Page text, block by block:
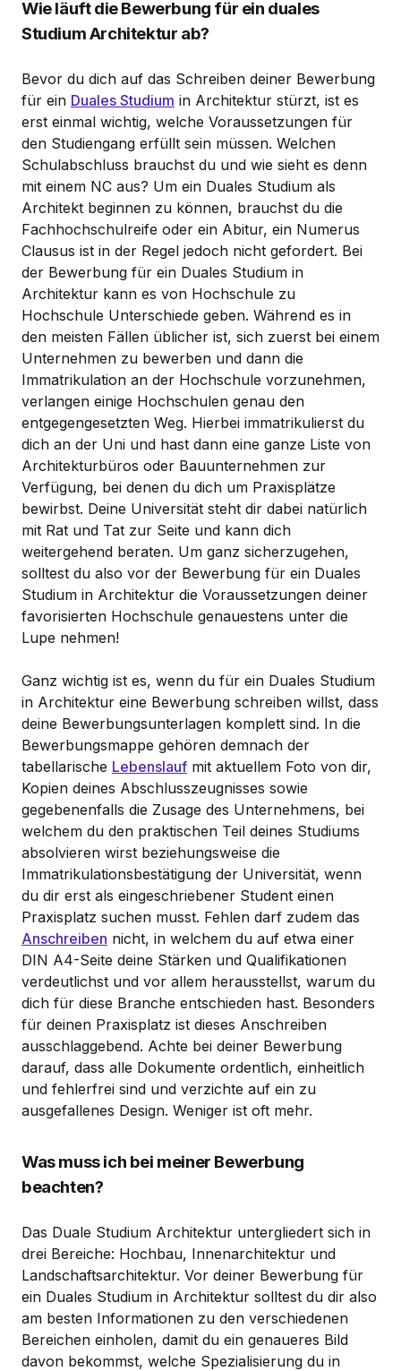
Wie läuft die Bewerbung für ein duales
Studium Architektur ab?
Bevor du dich auf das Schreiben deiner Bewerbung
für ein Duales Studium in Architektur stürzt, ist es
erst einmal wichtig, welche Voraussetzungen für
den Studiengang erfüllt sein müssen. Welchen
Schulabschluss brauchst du und wie sieht es denn
mit einem NC aus? Um ein Duales Studium als
Architekt beginnen zu können, brauchst du die
Fachhochschulreife oder ein Abitur, ein Numerus
Clausus ist in der Regel jedoch nicht gefordert. Bei
der Bewerbung für ein Duales Studium in
Architektur kann es von Hochschule zu
Hochschule Unterschiede geben. Während es in
den meisten Fällen üblicher ist, sich zuerst bei einem
Unternehmen zu bewerben und dann die
Immatrikulation an der Hochschule vorzunehmen,
verlangen einige Hochschulen genau den
entgegengesetzten Weg. Hierbei immatrikulierst du
dich an der Uni und hast dann eine ganze Liste von
Architekturbüros oder Bauunternehmen zur
Verfügung, bei denen du dich um Praxisplätze
bewirbst. Deine Universität steht dir dabei natürlich
mit Rat und Tat zur Seite und kann dich
weitergehend beraten. Um ganz sicherzugehen,
solltest du also vor der Bewerbung für ein Duales
Studium in Architektur die Voraussetzungen deiner
favorisierten Hochschule genauestens unter die
Lupe nehmen!
Ganz wichtig ist es, wenn du für ein Duales Studium
in Architektur eine Bewerbung schreiben willst, dass
deine Bewerbungsunterlagen komplett sind. In die
Bewerbungsmappe gehören demnach der
tabellarische Lebenslauf mit aktuellem Foto von dir,
Kopien deines Abschlusszeugnisses sowie
gegebenenfalls die Zusage des Unternehmens, bei
welchem du den praktischen Teil deines Studiums
absolvieren wirst beziehungsweise die
Immatrikulationsbestätigung der Universität, wenn
du dir erst als eingeschriebener Student einen
Praxisplatz suchen musst. Fehlen darf zudem das
Anschreiben nicht, in welchem du auf etwa einer
DIN A4-Seite deine Stärken und Qualifikationen
verdeutlichst und vor allem herausstellst, warum du
dich für diese Branche entschieden hast. Besonders
für deinen Praxisplatz ist dieses Anschreiben
ausschlaggebend. Achte bei deiner Bewerbung
darauf, dass alle Dokumente ordentlich, einheitlich
und fehlerfrei sind und verzichte auf ein zu
ausgefallenes Design. Weniger ist oft mehr.
Was muss ich bei meiner Bewerbung
beachten?
Das Duale Studium Architektur untergliedert sich in
drei Bereiche: Hochbau, Innenarchitektur und
Landschaftsarchitektur. Vor deiner Bewerbung für
ein Duales Studium in Architektur solltest du dir also
am besten Informationen zu den verschiedenen
Bereichen einholen, damit du ein genaueres Bild
davon bekommst, welche Spezialisierung du in